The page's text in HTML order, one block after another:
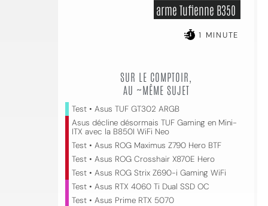
arme Tufienne B350
1 MINUTE
SUR LE COMPTOIR,
AU ~MÊME SUJET
Test • Asus TUF GT302 ARGB
Asus décline désormais TUF Gaming en Mini-
ITX avec la B850I WiFi Neo
Test • Asus ROG Maximus Z790 Hero BTF
Test • Asus ROG Crosshair X870E Hero
Test • Asus ROG Strix Z690-i Gaming WiFi
Test • Asus RTX 4060 Ti Dual SSD OC
Test • Asus Prime RTX 5070